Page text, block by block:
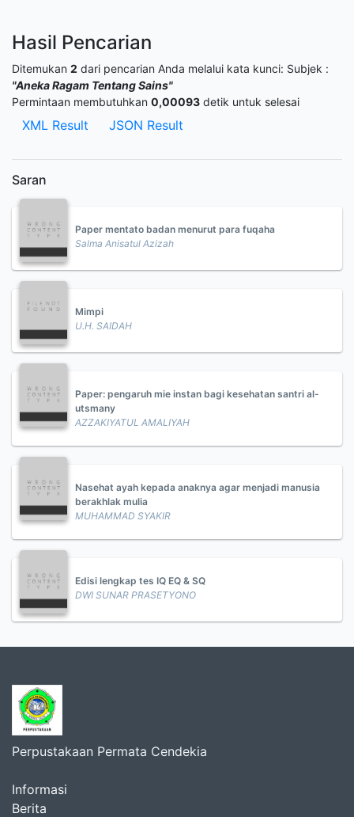
Hasil Pencarian
Ditemukan 2 dari pencarian Anda melalui kata kunci: Subjek :
"Aneka Ragam Tentang Sains"
Permintaan membutuhkan 0,00093 detik untuk selesai
XML Result JSON Result
Saran
Paper mentato badan menurut para fuqaha
Salma Anisatul Azizah
Mimpi
U.H. SAIDAH
Paper: pengaruh mie instan bagi kesehatan santri al-
utsmany
AZZAKIYATUL AMALIYAH
Nasehat ayah kepada anaknya agar menjadi manusia
berakhlak mulia
MUHAMMAD SYAKIR
Edisi lengkap tes IQ EQ & SQ
DWI SUNAR PRASETYONO
Perpustakaan Permata Cendekia
Informasi
Berita